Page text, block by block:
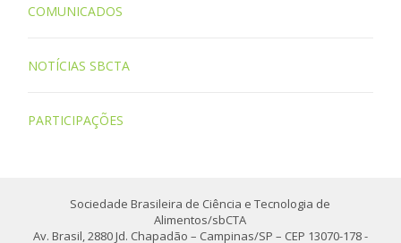
COMUNICADOS
NOTÍCIAS SBCTA
PARTICIPAÇÕES
Sociedade Brasileira de Ciência e Tecnologia de
Alimentos/sbCTA
Av. Brasil, 2880 Jd. Chapadão – Campinas/SP – CEP 13070-178 -